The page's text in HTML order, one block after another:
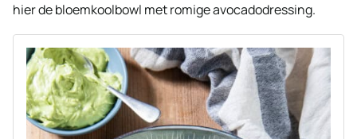
hier de bloemkoolbowl met romige avocadodressing.